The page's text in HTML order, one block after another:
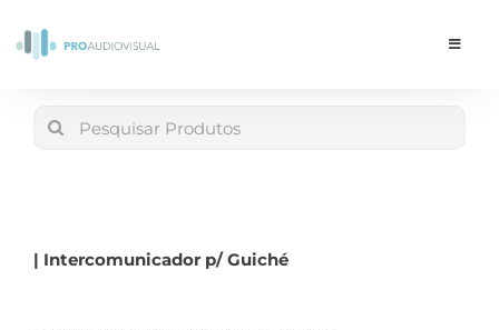
Toggle
Search
| Intercomunicador p/ Guiché